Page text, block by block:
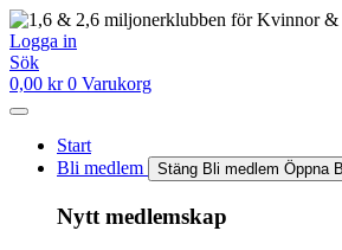
Hoppa
till
innehåll
Logga in
Sök
0,00 kr 0 Varukorg
Start
Bli medlem
Stäng Bli medlem Öppna
Nytt medlemskap